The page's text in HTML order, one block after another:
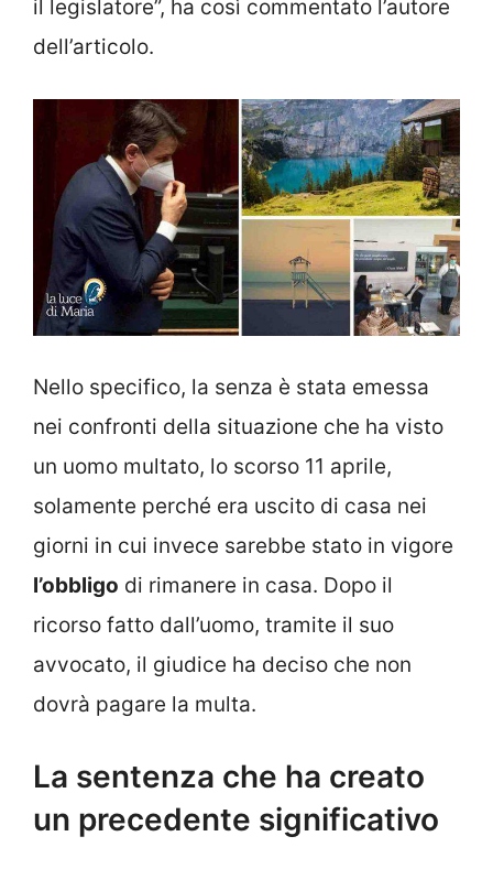
il legislatore”, ha così commentato l’autore
dell’articolo.
Nello specifico, la senza è stata emessa
nei confronti della situazione che ha visto
un uomo multato, lo scorso 11 aprile,
solamente perché era uscito di casa nei
giorni in cui invece sarebbe stato in vigore
l’obbligo di rimanere in casa. Dopo il
ricorso fatto dall’uomo, tramite il suo
avvocato, il giudice ha deciso che non
dovrà pagare la multa.
La sentenza che ha creato
un precedente significativo